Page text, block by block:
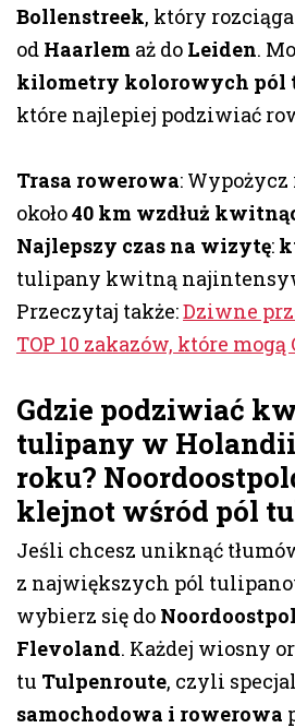
Bollenstreek, który
od Haarlem aż do Leiden.
kilometry kolorowych pól
które najlepiej podziwiać
Trasa rowerowa:
około40 km wzdłuż
Najlepszy czas na wizytę:
tulipany kwitną
Przeczytaj także:Dziwne
TOP 10 zakazów, które
Gdzie podziwiać
tulipany w
roku?
klejnot wśród pól
Jeśli chcesz uniknąć
z największych pól
wybierz się do
Flevoland. Każdej wiosny
tu Tulpenroute, czyli
samochodowa i rowerowa